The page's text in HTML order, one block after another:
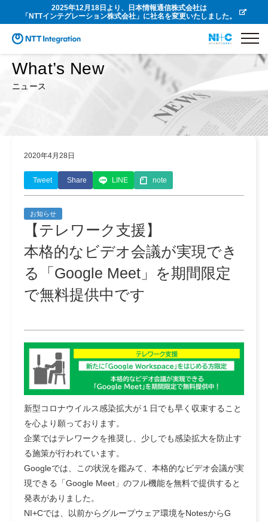
2025年12月18日より、日本情報通信株式会社は
「NTTインテグレーション株式会社」に社名を変更いたしました。
What’s New
ニュース
2020年4月28日
Tweet Share LINE note
お知らせ
【テレワーク支援】
本格的なビデオ会議が実現でき
る「Google Meet」を期間限定
で無料提供中です
新型コロナウイルス感染拡大が１日でも早く収束すること
を心より願っております。
企業ではテレワークを推奨し、少しでも感染拡大を防止す
る施策が行われています。
Googleでは、この状況を鑑みて、本格的なビデオ会議が実
現できる「Google Meet」のフル機能を無料で提供すると
発表がありました。
NI+Cでは、以前からグループウェア環境をNotesからG